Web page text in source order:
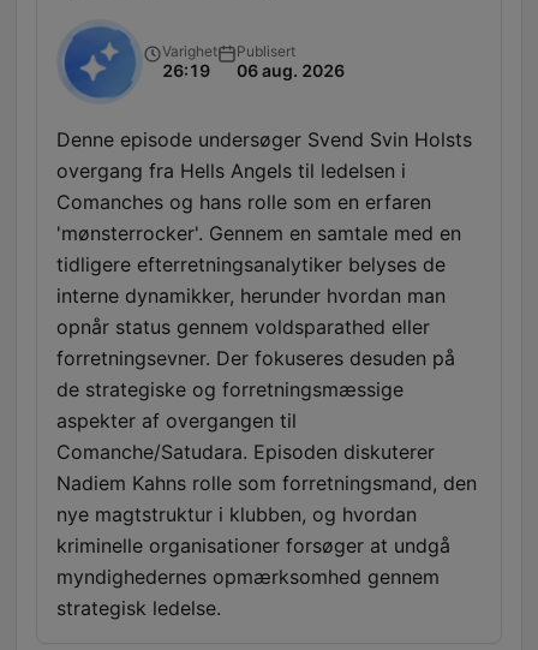
Varighet
26:19
Publisert
06 aug. 2026
Denne episode undersøger Svend Svin Holsts
overgang fra Hells Angels til ledelsen i
Comanches og hans rolle som en erfaren
'mønsterrocker'. Gennem en samtale med en
tidligere efterretningsanalytiker belyses de
interne dynamikker, herunder hvordan man
opnår status gennem voldsparathed eller
forretningsevner. Der fokuseres desuden på
de strategiske og forretningsmæssige
aspekter af overgangen til
Comanche/Satudara. Episoden diskuterer
Nadiem Kahns rolle som forretningsmand, den
nye magtstruktur i klubben, og hvordan
kriminelle organisationer forsøger at undgå
myndighedernes opmærksomhed gennem
strategisk ledelse.